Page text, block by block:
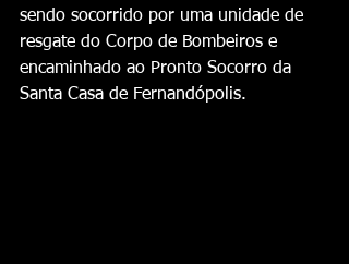
sendo socorrido por uma unidade de
resgate do Corpo de Bombeiros e
encaminhado ao Pronto Socorro da
Santa Casa de Fernandópolis.